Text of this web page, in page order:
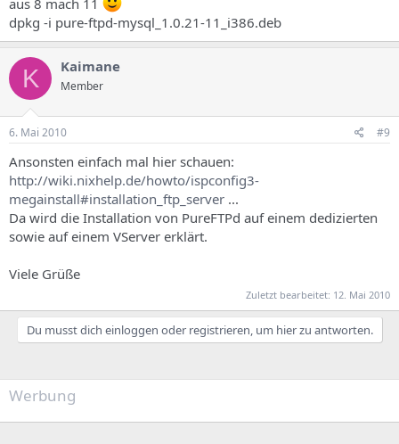
aus 8 mach 11
dpkg -i pure-ftpd-mysql_1.0.21-11_i386.deb
K Kaimane
Member
6. Mai 2010 #9
Ansonsten einfach mal hier schauen:
http://wiki.nixhelp.de/howto/ispconfig3-
megainstall#installation_ftp_server ...
Da wird die Installation von PureFTPd auf einem dedizierten
sowie auf einem VServer erklärt.
Viele Grüße
Zuletzt bearbeitet: 12. Mai 2010
Du musst dich einloggen oder registrieren, um hier zu antworten.
Werbung